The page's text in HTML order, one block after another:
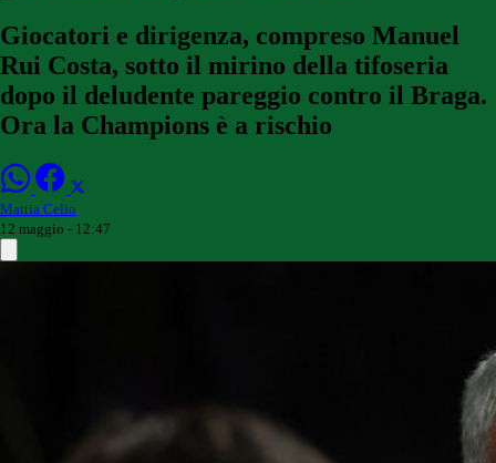
Giocatori e dirigenza, compreso Manuel
Rui Costa, sotto il mirino della tifoseria
dopo il deludente pareggio contro il Braga.
Ora la Champions è a rischio
Mattia Celio
12 maggio - 12:47